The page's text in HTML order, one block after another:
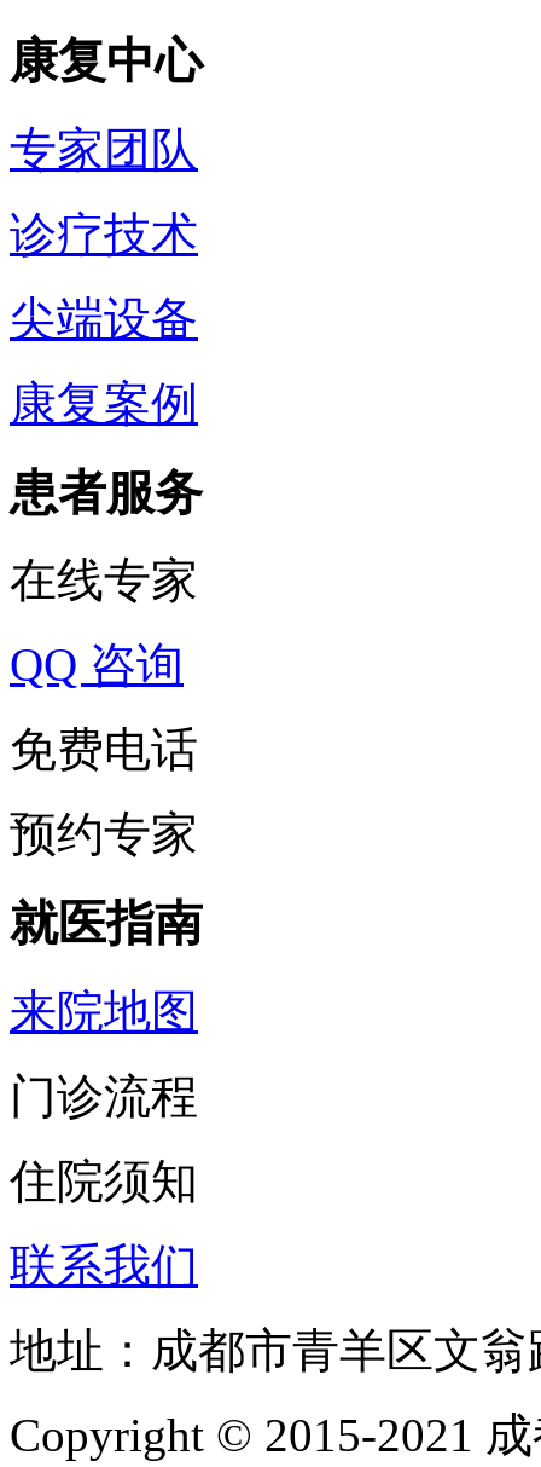
康复中心
专家团队
诊疗技术
尖端设备
康复案例
患者服务
在线专家
QQ 咨询
免费电话
预约专家
就医指南
来院地图
门诊流程
住院须知
联系我们
地址：成都市青羊区文
Copyright © 2015-2021